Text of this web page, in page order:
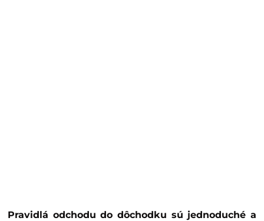
Pravidlá odchodu do dôchodku sú jednoduché a